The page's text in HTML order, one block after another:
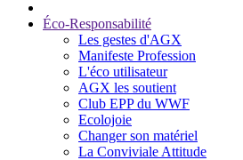
Éco-Responsabilité
Les gestes d'AGX
Manifeste Profession
L'éco utilisateur
AGX les soutient
Club EPP du WWF
Ecolojoie
Changer son matériel
La Conviviale Attitude